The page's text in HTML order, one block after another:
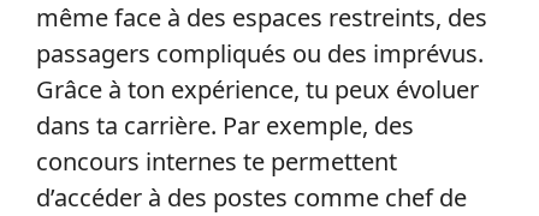
même face à des espaces restreints, des
passagers compliqués ou des imprévus.
Grâce à ton expérience, tu peux évoluer
dans ta carrière. Par exemple, des
concours internes te permettent
d’accéder à des postes comme chef de